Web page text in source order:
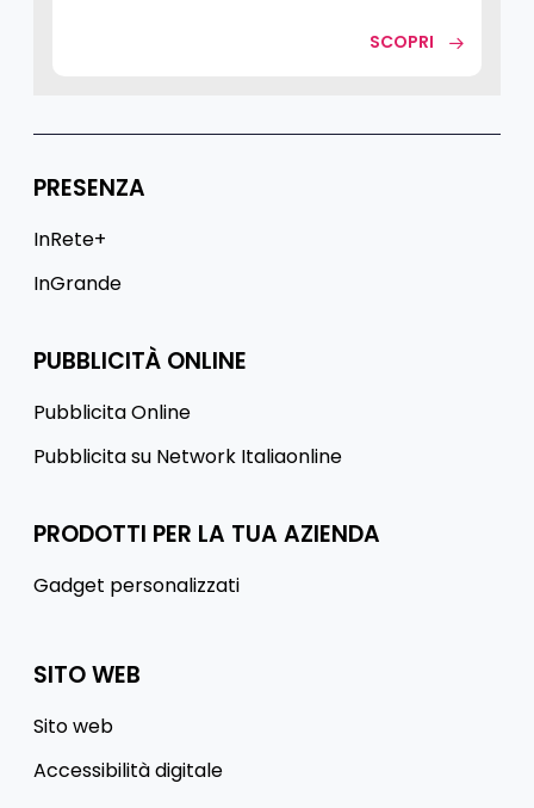
SCOPRI
PRESENZA
InRete+
InGrande
PUBBLICITÀ ONLINE
Pubblicita Online
Pubblicita su Network Italiaonline
PRODOTTI PER LA TUA AZIENDA
Gadget personalizzati
SITO WEB
Sito web
Accessibilità digitale